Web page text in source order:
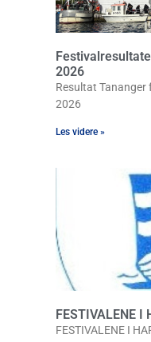
2026
Resultat Tananger
2026
Les videre »
FESTIVALENE I
FESTIVALENE I